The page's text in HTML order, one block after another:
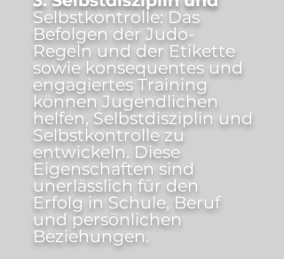
Selbstkontrolle: Das
Befolgen der Judo-
Regeln und der Etikette
sowie konsequentes und
engagiertes Training
können Jugendlichen
helfen, Selbstdisziplin und
Selbstkontrolle zu
entwickeln. Diese
Eigenschaften sind
unerlässlich für den
Erfolg in Schule, Beruf
und persönlichen
Beziehungen.